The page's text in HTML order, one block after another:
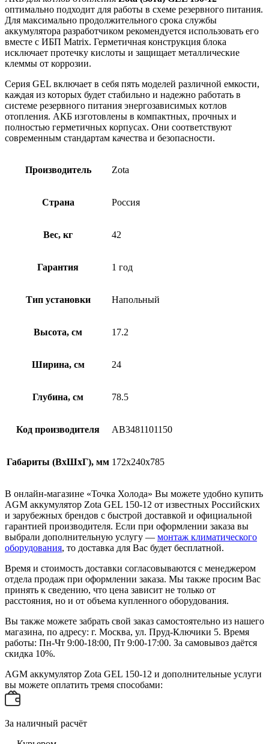
оптимально подходит для работы в схеме резервного питания.
Для максимально продолжительного срока службы
аккумулятора разработчиком рекомендуется использовать его
вместе с ИБП Matrix. Герметичная конструкция блока
исключает протечку кислоты и защищает металлические
клеммы от коррозии.
Серия GEL включает в себя пять моделей различной емкости,
каждая из которых будет стабильно и надежно работать в
системе резервного питания энергозависимых котлов
отопления. АКБ изготовлены в компактных, прочных и
полностью герметичных корпусах. Они соответствуют
современным стандартам качества и безопасности.
Производитель Zota
Страна Россия
Вес, кг 42
Гарантия 1 год
Тип установки Напольный
Высота, см 17.2
Ширина, см 24
Глубина, см 78.5
Код производителя AB3481101150
Габариты (ВхШхГ), мм 172x240x785
В онлайн-магазине «Точка Холода» Вы можете удобно купить
AGM аккумулятор Zota GEL 150-12 от известных Российских
и зарубежных брендов с быстрой доставкой и официальной
гарантией производителя. Если при оформлении заказа вы
выбрали дополнительную услугу — монтаж климатического
оборудования, то доставка для Вас будет бесплатной.
Время и стоимость доставки согласовываются с менеджером
отдела продаж при оформлении заказа. Мы также просим Вас
принять к сведению, что цена зависит не только от
расстояния, но и от объема купленного оборудования.
Вы также можете забрать свой заказ самостоятельно из нашего
магазина, по адресу: г. Москва, ул. Пруд-Ключики 5. Время
работы: Пн-Чт 9:00-18:00, Пт 9:00-17:00. За самовывоз даётся
скидка 10%.
AGM аккумулятор Zota GEL 150-12 и дополнительные услуги
вы можете оплатить тремя способами:
За наличный расчёт